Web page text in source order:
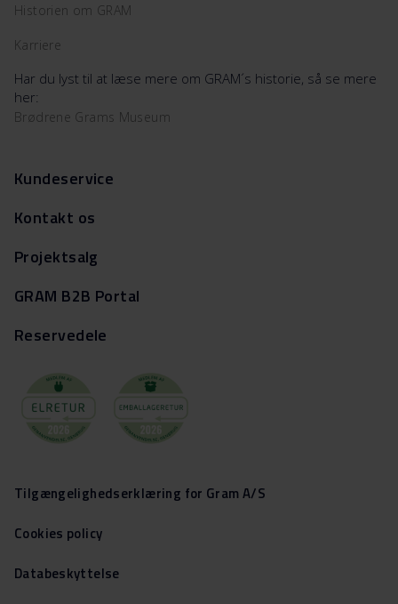
Historien om GRAM
Karriere
Har du lyst til at læse mere om GRAM´s historie, så se mere
her:
Brødrene Grams Museum
Kundeservice
Kontakt os
Projektsalg
GRAM B2B Portal
Reservedele
Tilgængelighedserklæring for Gram A/S
Cookies policy
Databeskyttelse